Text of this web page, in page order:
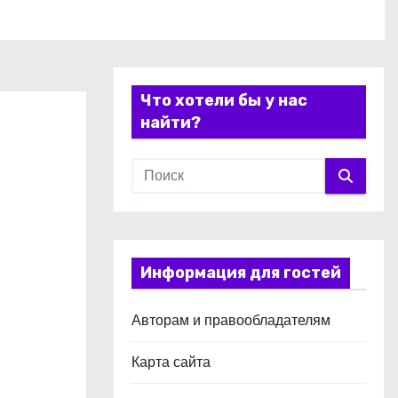
Что хотели бы у нас
найти?
Информация для гостей
Авторам и правообладателям
Карта сайта